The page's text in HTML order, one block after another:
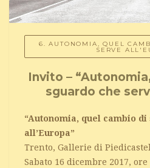
6. AUTONOMIA, QUEL
SERVE
Invito –
sguardo che
“Autonomia, quel cambio di
all’Europa”
Trento, Gallerie di
Sabato 16 dicembre 2017, ore